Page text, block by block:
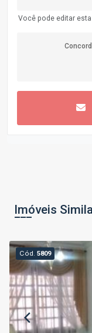
Você pode editar
Imóveis
Cód.5809